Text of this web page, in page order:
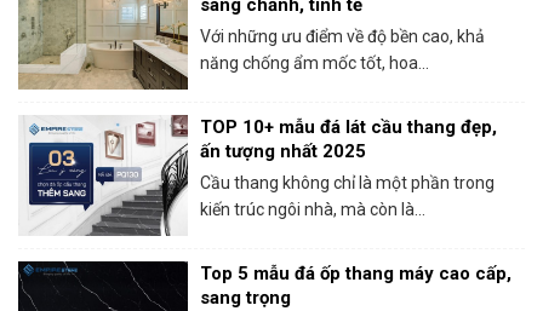
sang chảnh, tinh tế
Với những ưu điểm về độ bền cao, khả
năng chống ẩm mốc tốt, hoa...
TOP 10+ mẫu đá lát cầu thang đẹp,
ấn tượng nhất 2025
Cầu thang không chỉ là một phần trong
kiến trúc ngôi nhà, mà còn là...
Top 5 mẫu đá ốp thang máy cao cấp,
sang trọng